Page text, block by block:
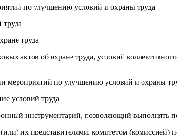
по улучшению условий и охраны труда
труда
труда
актов об охране труда, условий
мероприятий по улучшению условий и охраны
условий труда
инструментарий, позволяющий выполнять
их представителями, комитетом (комиссией)